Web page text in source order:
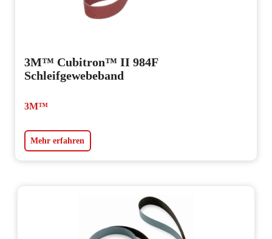
3M™ Cubitron™ II 984F
Schleifgewebeband
3M™
Mehr erfahren